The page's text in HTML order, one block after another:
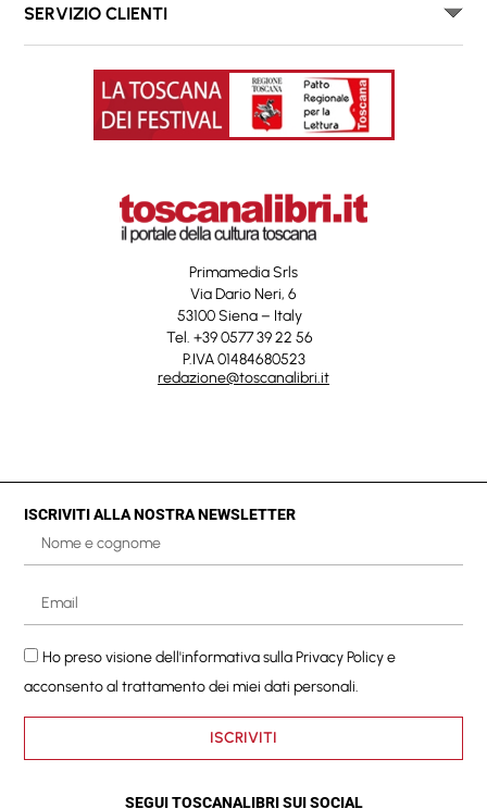
SERVIZIO CLIENTI
Primamedia Srls
Via Dario Neri, 6
53100 Siena – Italy
Tel. +39 0577 39 22 56
P.IVA 01484680523
redazione@toscanalibri.it
ISCRIVITI ALLA NOSTRA NEWSLETTER
Ho preso visione dell'informativa sullaPrivacy Policye
acconsento al trattamento dei miei dati personali.
ISCRIVITI
SEGUI TOSCANALIBRI SUI SOCIAL